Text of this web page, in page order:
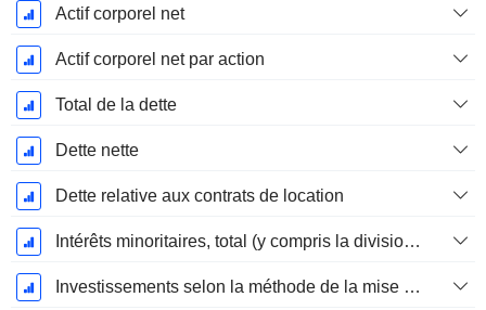
Actif corporel net
Actif corporel net par action
Total de la dette
Dette nette
Dette relative aux contrats de location
Intérêts minoritaires, total (y compris la division financière)
Investissements selon la méthode de la mise en équivalence, total